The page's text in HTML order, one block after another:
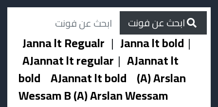
Janna lt Regualr | Janna lt bold |
AJannat lt regular | AJannat lt
bold AJannat lt bold (A) Arslan
Wessam B (A) Arslan Wessam